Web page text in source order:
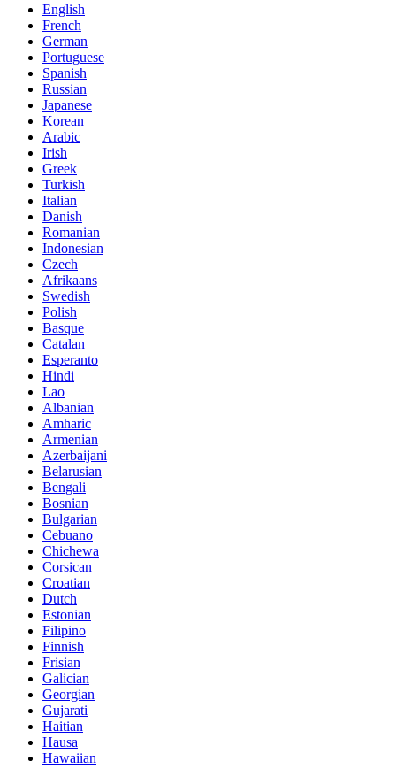
English
French
German
Portuguese
Spanish
Russian
Japanese
Korean
Arabic
Irish
Greek
Turkish
Italian
Danish
Romanian
Indonesian
Czech
Afrikaans
Swedish
Polish
Basque
Catalan
Esperanto
Hindi
Lao
Albanian
Amharic
Armenian
Azerbaijani
Belarusian
Bengali
Bosnian
Bulgarian
Cebuano
Chichewa
Corsican
Croatian
Dutch
Estonian
Filipino
Finnish
Frisian
Galician
Georgian
Gujarati
Haitian
Hausa
Hawaiian